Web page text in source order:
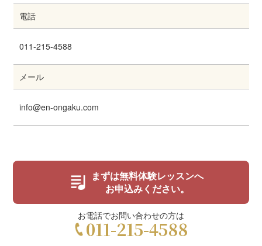
電話
011-215-4588
メール
info@en-ongaku.com
まずは無料体験レッスンへ
お申込みください。
お電話でお問い合わせの方は
011-215-4588